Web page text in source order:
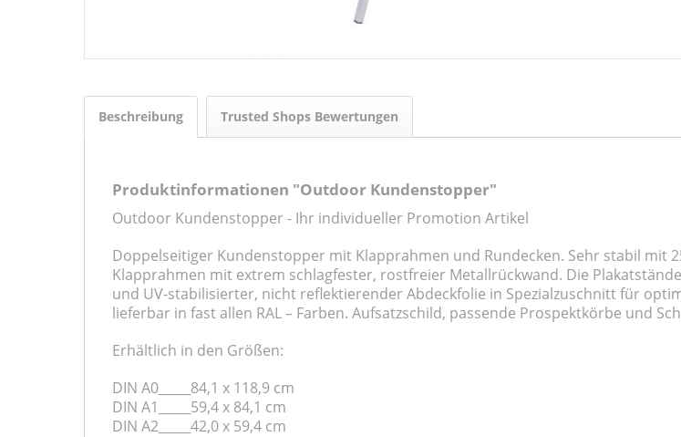
Beschreibung Trusted Shops Bewertungen
Produktinformationen "Outdoor Kundenstopper"
Outdoor Kundenstopper - Ihr individueller Promotion Artikel
Doppelseitiger Kundenstopper mit Klapprahmen und Rundecken. Sehr stabil mit
Klapprahmen mit extrem schlagfester, rostfreier Metallrückwand. Die
und UV-stabilisierter, nicht reflektierender Abdeckfolie in Spezialzuschnitt für
lieferbar in fast allen RAL – Farben. Aufsatzschild, passende Prospektkörbe und
Erhältlich in den Größen:
DIN A0_____84,1 x 118,9 cm
DIN A1_____59,4 x 84,1 cm
DIN A2_____42,0 x 59,4 cm